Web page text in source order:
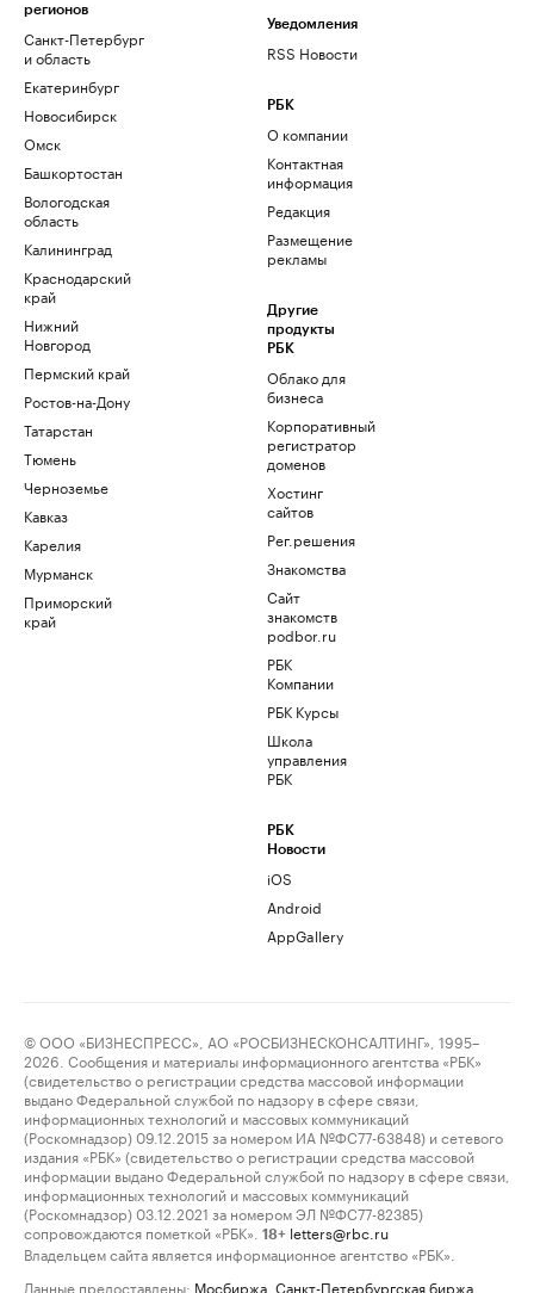
регионов
Санкт-Петербург
и область
Екатеринбург
Новосибирск
Омск
Башкортостан
Вологодская
область
Калининград
Краснодарский
край
Нижний
Новгород
Пермский край
Ростов-на-Дону
Татарстан
Тюмень
Черноземье
Кавказ
Карелия
Мурманск
Приморский
край
Уведомления
RSS Новости
РБК
О компании
Контактная
информация
Редакция
Размещение
рекламы
Другие
продукты
РБК
Облако для
бизнеса
Корпоративный
регистратор
доменов
Хостинг
сайтов
Рег.решения
Знакомства
Сайт
знакомств
podbor.ru
РБК
Компании
РБК Курсы
Школа
управления
РБК
РБК
Новости
iOS
Android
AppGallery
© ООО «БИЗНЕСПРЕСС», АО «РОСБИЗНЕСКОНСАЛТИНГ», 1995–
2026. Сообщения и материалы информационного агентства «РБК»
(свидетельство о регистрации средства массовой информации
выдано Федеральной службой по надзору в сфере связи,
информационных технологий и массовых коммуникаций
(Роскомнадзор) 09.12.2015 за номером ИА №ФС77-63848) и сетевого
издания «РБК» (свидетельство о регистрации средства массовой
информации выдано Федеральной службой по надзору в сфере связи,
информационных технологий и массовых коммуникаций
(Роскомнадзор) 03.12.2021 за номером ЭЛ №ФС77-82385)
сопровождаются пометкой «РБК».
18+ letters@rbc.ru
Владельцем сайта является информационное агентство «РБК».
Данные предоставлены: Мосбиржа Санкт-Петербургская биржа